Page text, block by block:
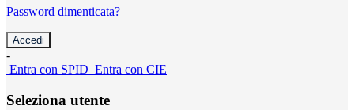
Password dimenticata?
-
Entra con SPID Entra con CIE
Seleziona utente